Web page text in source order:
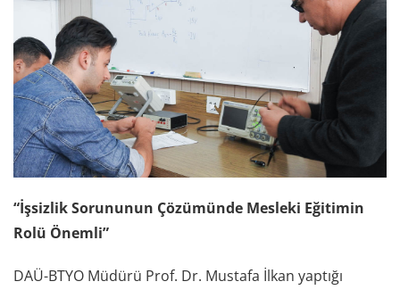
“İşsizlik Sorununun Çözümünde Mesleki Eğitimin
Rolü Önemli”
DAÜ-BTYO Müdürü Prof. Dr. Mustafa İlkan yaptığı